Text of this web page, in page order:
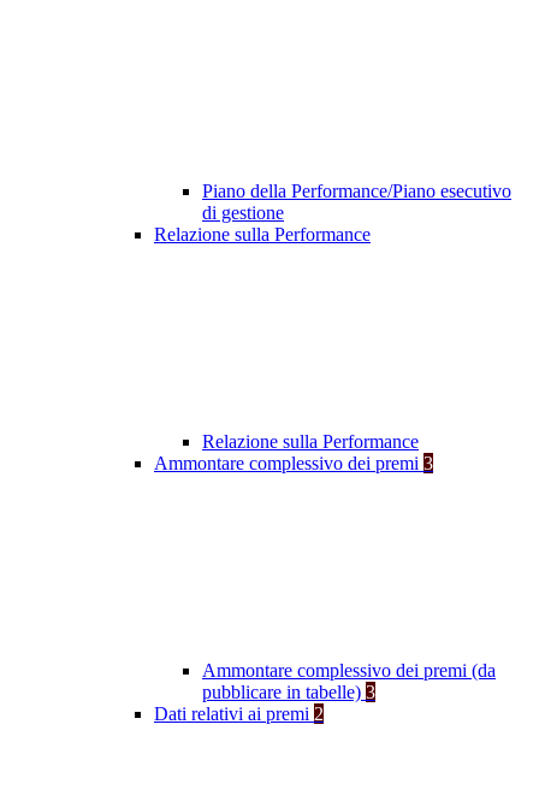
Piano della Performance/Piano esecutivo
di gestione
Relazione sulla Performance
Relazione sulla Performance
Ammontare complessivo dei premi 3
Ammontare complessivo dei premi (da
pubblicare in tabelle) 3
Dati relativi ai premi 2